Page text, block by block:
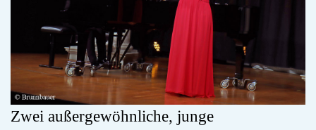
Zwei außergewöhnliche, junge